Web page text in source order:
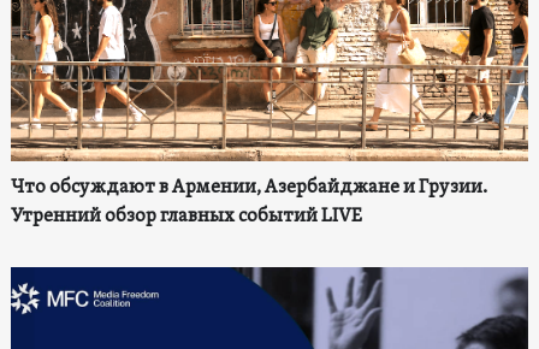
Что обсуждают в Армении, Азербайджане и Грузии.
Утренний обзор главных событий LIVE